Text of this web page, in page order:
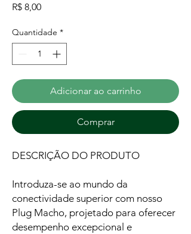
R$ 8,00Preço
Quantidade *
Adicionar ao carrinho
Comprar
DESCRIÇÃO DO PRODUTO
Introduza-se ao mundo da
conectividade superior com nosso
Plug Macho, projetado para oferecer
desempenho excepcional e